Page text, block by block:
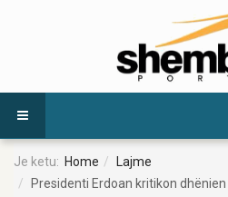
Je ketu: Home
Lajme
Presidenti Erdoan kritikon